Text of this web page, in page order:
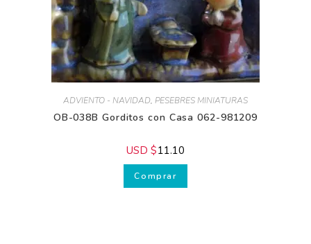
ADVIENTO - NAVIDAD,PESEBRES MINIATURAS
OB-038B Gorditos con Casa 062-981209
USD $11.10
Comprar